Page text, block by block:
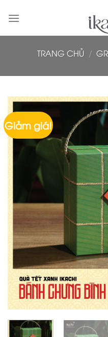
qua
TRANG CHỦ /
Giảm giá!